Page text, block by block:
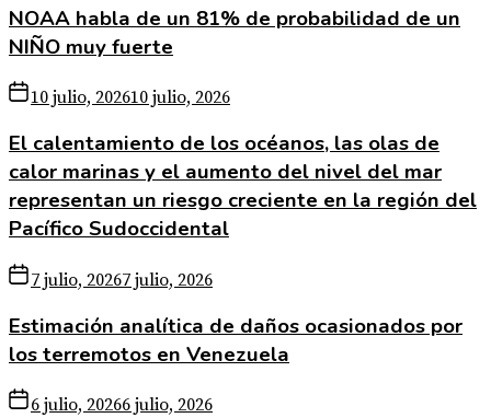
NOAA habla de un 81% de probabilidad de un
NIÑO muy fuerte
10 julio, 202610 julio, 2026
El calentamiento de los océanos, las olas de
calor marinas y el aumento del nivel del mar
representan un riesgo creciente en la región del
Pacífico Sudoccidental
7 julio, 20267 julio, 2026
Estimación analítica de daños ocasionados por
los terremotos en Venezuela
6 julio, 20266 julio, 2026